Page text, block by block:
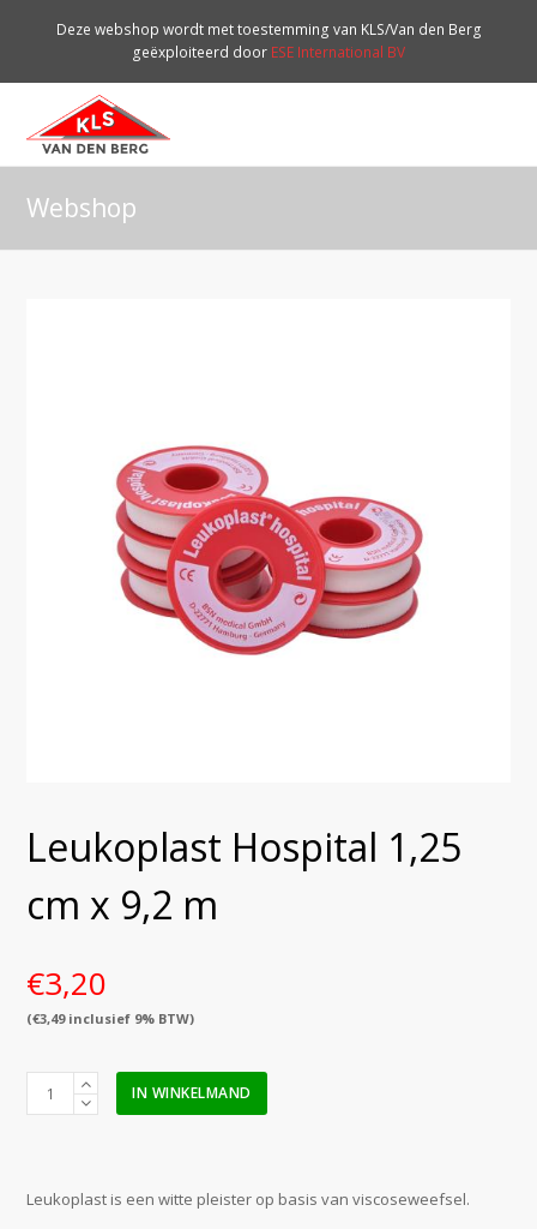
Deze webshop wordt met toestemming van KLS/Van den Berg
geëxploiteerd door ESE International BV
Webshop
Leukoplast Hospital 1,25
cm x 9,2 m
€3,20
(€3,49inclusief 9% BTW)
Leukoplast
Hospital
9,2
IN WINKELMAND
Leukoplast is een witte pleister op basis van viscoseweefsel.